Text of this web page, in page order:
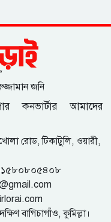
জনি
কনভার্টার
আমাদের
রোড, টিকাটুলি, ওয়ারী,
বাগিচাগাঁও, কুমিল্লা।